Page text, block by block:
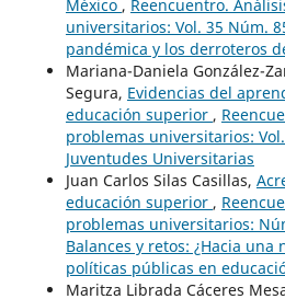
México , Reencuentro.
universitarios: Vol. 35 Núm.
pandémica y los derroteros
Mariana-Daniela González-
Segura, Evidencias del
educación superior ,
problemas universitarios:
Juventudes Universitarias
Juan Carlos Silas Casillas,
educación superior ,
problemas universitarios:
Balances y retos: ¿Hacia una
políticas públicas en
Maritza Librada Cáceres